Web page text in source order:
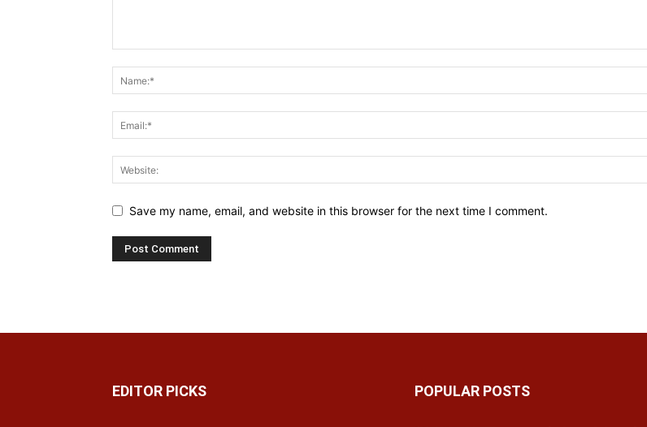
Save my name, email, and website in this browser for the next time I comment.
EDITOR PICKS POPULAR POSTS